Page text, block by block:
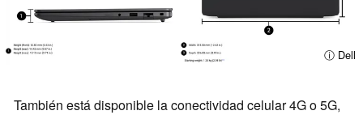
ⓘ Dell
También está disponible la conectividad celular 4G o 5G,